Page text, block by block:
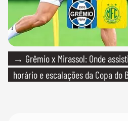
→ Grêmio x Mirassol: Onde
horário e escalações da Copa do